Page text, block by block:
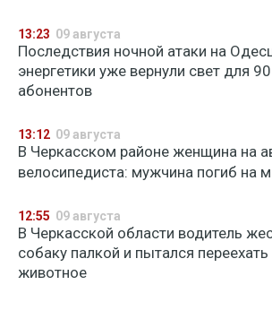
13:23 09 августа
Последствия ночной атаки на
энергетики уже вернули свет для
абонентов
13:12 09 августа
В Черкасском районе женщина на
велосипедиста: мужчина погиб на
12:55 09 августа
В Черкасской области водитель
собаку палкой и пытался
животное